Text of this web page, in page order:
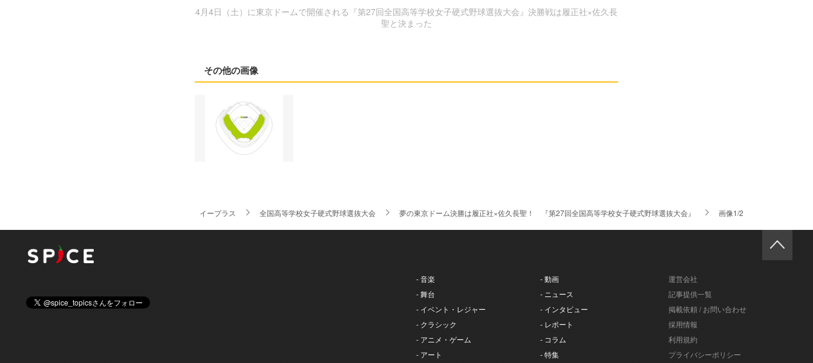
4月4日（土）に東京ドームで開催される『第27回全国高等学校女子硬式野球選抜大会』決勝戦は履正社×佐久長
聖と決まった
その他の画像
イープラス 全国高等学校女子硬式野球選抜大会 夢の東京ドーム決勝は履正社×佐久長聖！ 『第27回全国高等学校女子硬式野球選抜大会』 画像1/2
- 音楽
- 舞台
- イベント・レジャー
- クラシック
- アニメ・ゲーム
- アート
- 動画
- ニュース
- インタビュー
- レポート
- コラム
- 特集
運営会社
記事提供一覧
掲載依頼 / お問い合わせ
採用情報
利用規約
プライバシーポリシー